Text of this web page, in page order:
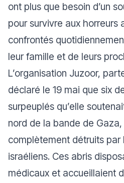
ont plus que besoin d’un
pour survivre aux horreurs
confrontés
leur famille et de leurs
L’organisation Juzoor,
déclaré le 19 mai que six
surpeuplés qu’elle
nord de la bande de
complètement détruits
israéliens. Ces abris
médicaux et accueillaient